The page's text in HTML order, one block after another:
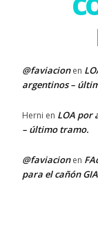
@faviacionen
argentinos –
Herni en LOA por
– último tramo.
@faviacionen
para el cañón